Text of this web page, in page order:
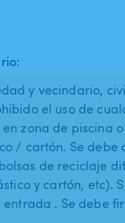
y vecindario,
el uso de
zona de piscina
/ cartón. Se
de reciclaje
y cartón, etc).
entrada . Se debe